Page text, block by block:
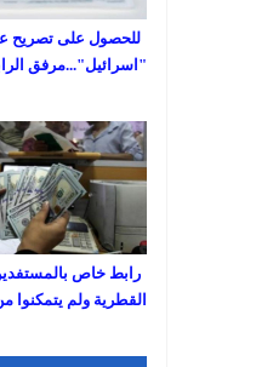
للحصول على تصريح
"اسرائيل"...مرفق
رابط خاص
القطرية ولم يتمكنوا